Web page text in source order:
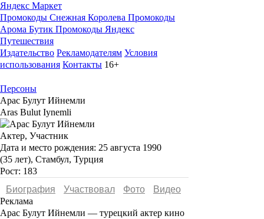
Яндекс Маркет
Промокоды Снежная Королева Промокоды
Арома Бутик Промокоды Яндекс
Путешествия
Издательство Рекламодателям Условия
использования Контакты 16+
Персоны
Арас Булут Ийнемли
Aras Bulut Iynemli
Актер, Участник
Дата и место рождения: 25 августа 1990
(35 лет), Стамбул, Турция
Рост: 183
Биография
Участвовал Фото
Видеo
Реклама
Арас Булут Ийнемли — турецкий актер кино